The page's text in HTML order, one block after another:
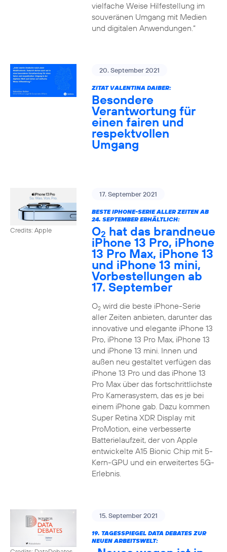
vielfache Weise Hilfestellung im
souveränen Umgang mit Medien
und digitalen Anwendungen.“
20. September 2021
ZITAT VALENTINA DAIBER:
Besondere
Verantwortung für
einen fairen und
respektvollen
Umgang
Credits: Apple
17. September 2021
BESTE IPHONE-SERIE ALLER ZEITEN AB
24. SEPTEMBER ERHÄLTLICH:
O2 hat das brandneue
iPhone 13 Pro, iPhone
13 Pro Max, iPhone 13
und iPhone 13 mini,
Vorbestellungen ab
17. September
O2wird die beste iPhone-Serie
aller Zeiten anbieten, darunter das
innovative und elegante iPhone 13
Pro, iPhone 13 Pro Max, iPhone 13
und iPhone 13 mini. Innen und
außen neu gestaltet verfügen das
iPhone 13 Pro und das iPhone 13
Pro Max über das fortschrittlichste
Pro Kamerasystem, das es je bei
einem iPhone gab. Dazu kommen
Super Retina XDR Display mit
ProMotion, eine verbesserte
Batterielaufzeit, der von Apple
entwickelte A15 Bionic Chip mit 5-
Kern-GPU und ein erweitertes 5G-
Erlebnis.
15. September 2021
19. TAGESSPIEGEL DATA DEBATES ZUR
NEUEN ARBEITSWELT: